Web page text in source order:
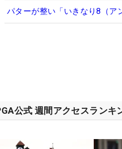
パターが整い「いきなり8（
公式 週間アクセスランキ